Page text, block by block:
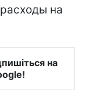
на
на